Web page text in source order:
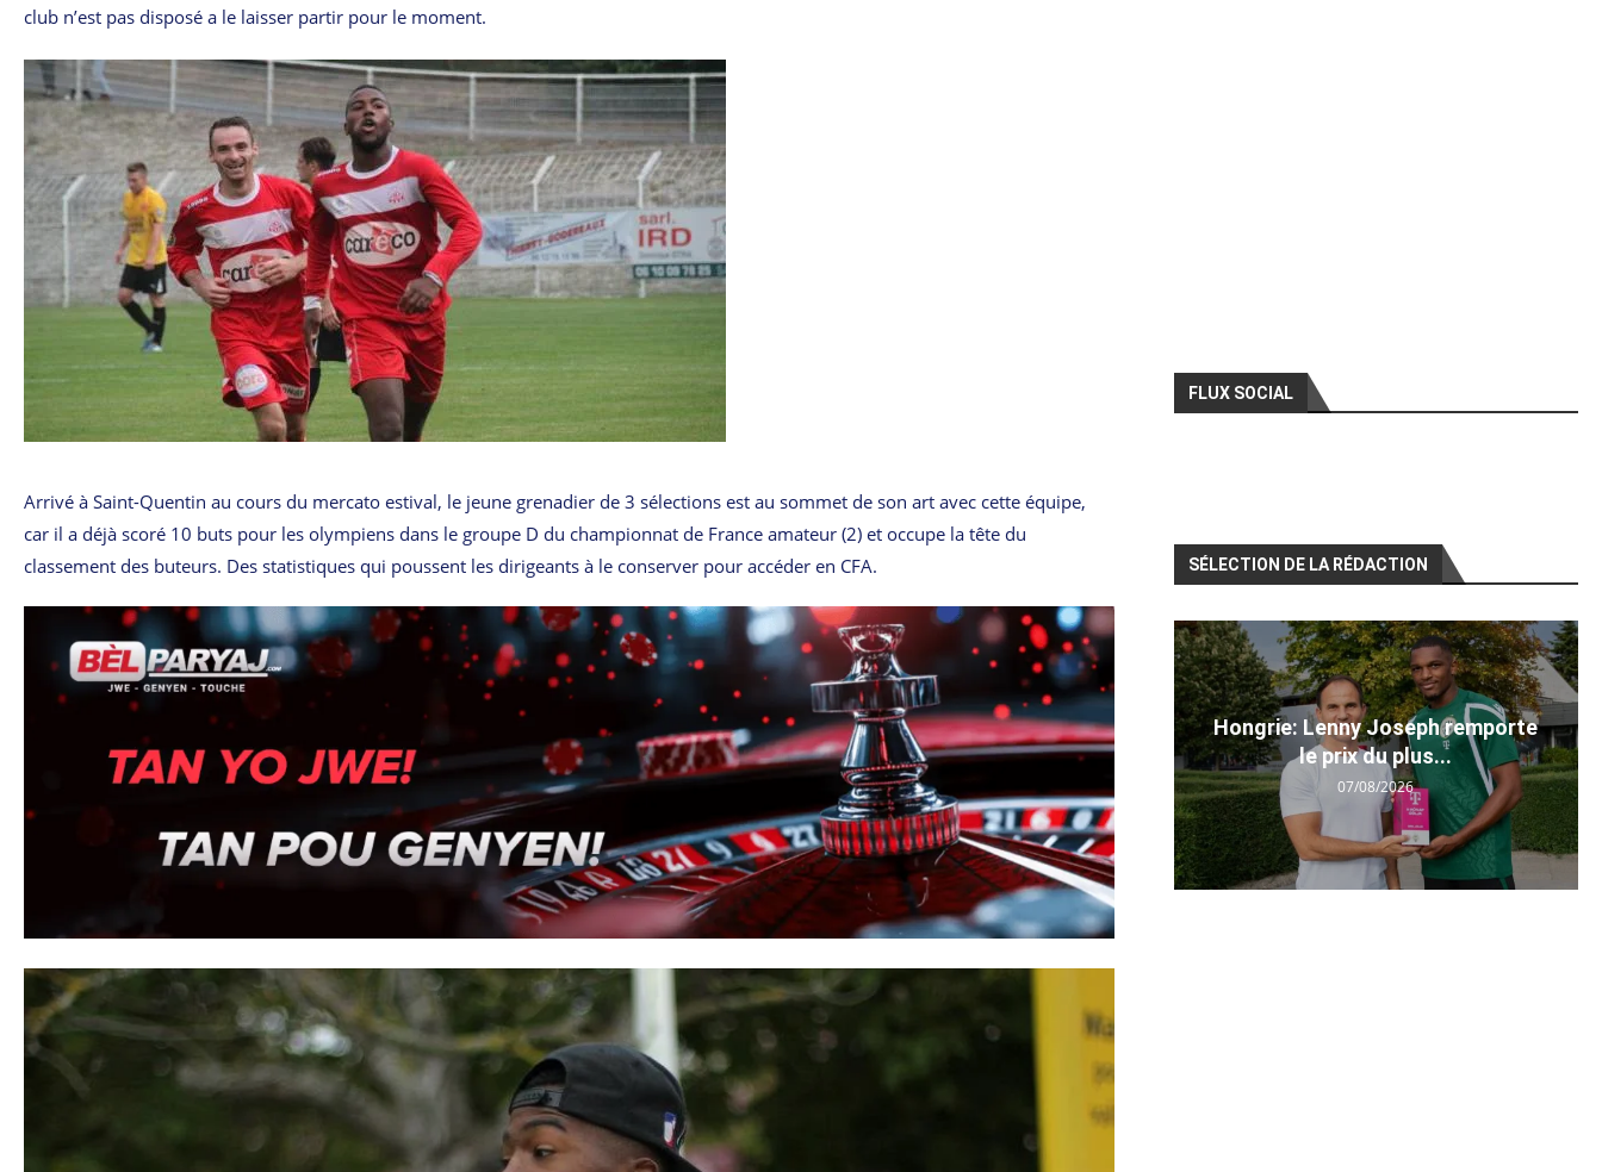
club n’est pas disposé a le laisser partir pour le moment.
Arrivé à Saint-Quentin au cours du mercato estival, le jeune grenadier de 3 sélections est au sommet de son art avec cette équipe,
car il a déjà scoré 10 buts pour les olympiens dans le groupe D du championnat de France amateur (2) et occupe la tête du
classement des buteurs. Des statistiques qui poussent les dirigeants à le conserver pour accéder en CFA.
FLUX SOCIAL
SÉLECTION DE LA RÉDACTION
Hongrie: Lenny Joseph remporte
le prix du plus...
07/08/2026